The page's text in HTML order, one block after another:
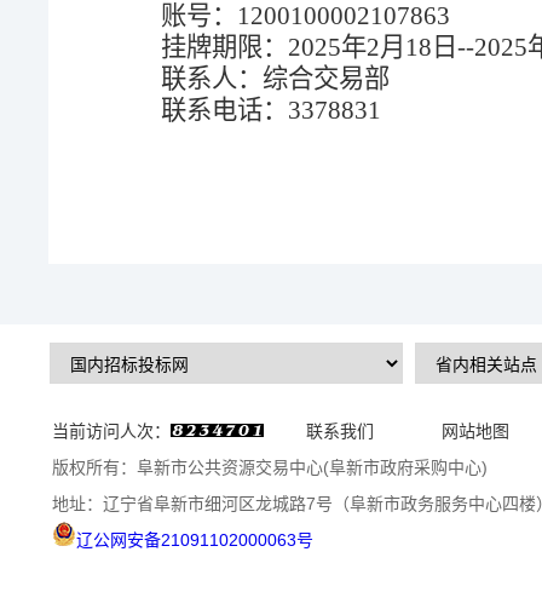
账号： 1200100002107863
挂牌期限： 2025年2月 18 日 --2025
联系人：综合交易部
联系电话： 3378831
当前访问人次： 联系我们
网站地图
版权所有：阜新市公共资源交易中心(阜新市政府采购中心)
地址：辽宁省阜新市细河区龙城路7号（阜新市政务服务中心四楼
辽公网安备21091102000063号